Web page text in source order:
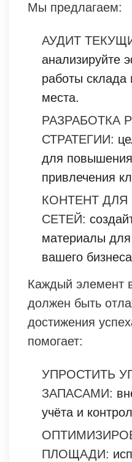
Мы предлагаем:
АУДИТ
анализируйте
работы склада
места.
РАЗРАБОТКА
СТРАТЕГИИ:
для
привлечения
КОНТЕНТ
СЕТЕЙ:
материалы
вашего
Каждый элемент
должен быть
достижения
помогает:
УПРОСТИТЬ
ЗАПАСАМИ:
учёта и
ПЛОЩАДИ: